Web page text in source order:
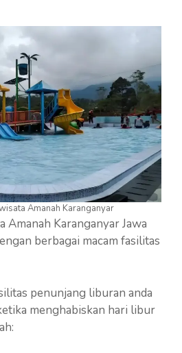
Amanah Karanganyar
Amanah Karanganyar Jawa
berbagai macam fasilitas
penunjang liburan anda
menghabiskan hari libur